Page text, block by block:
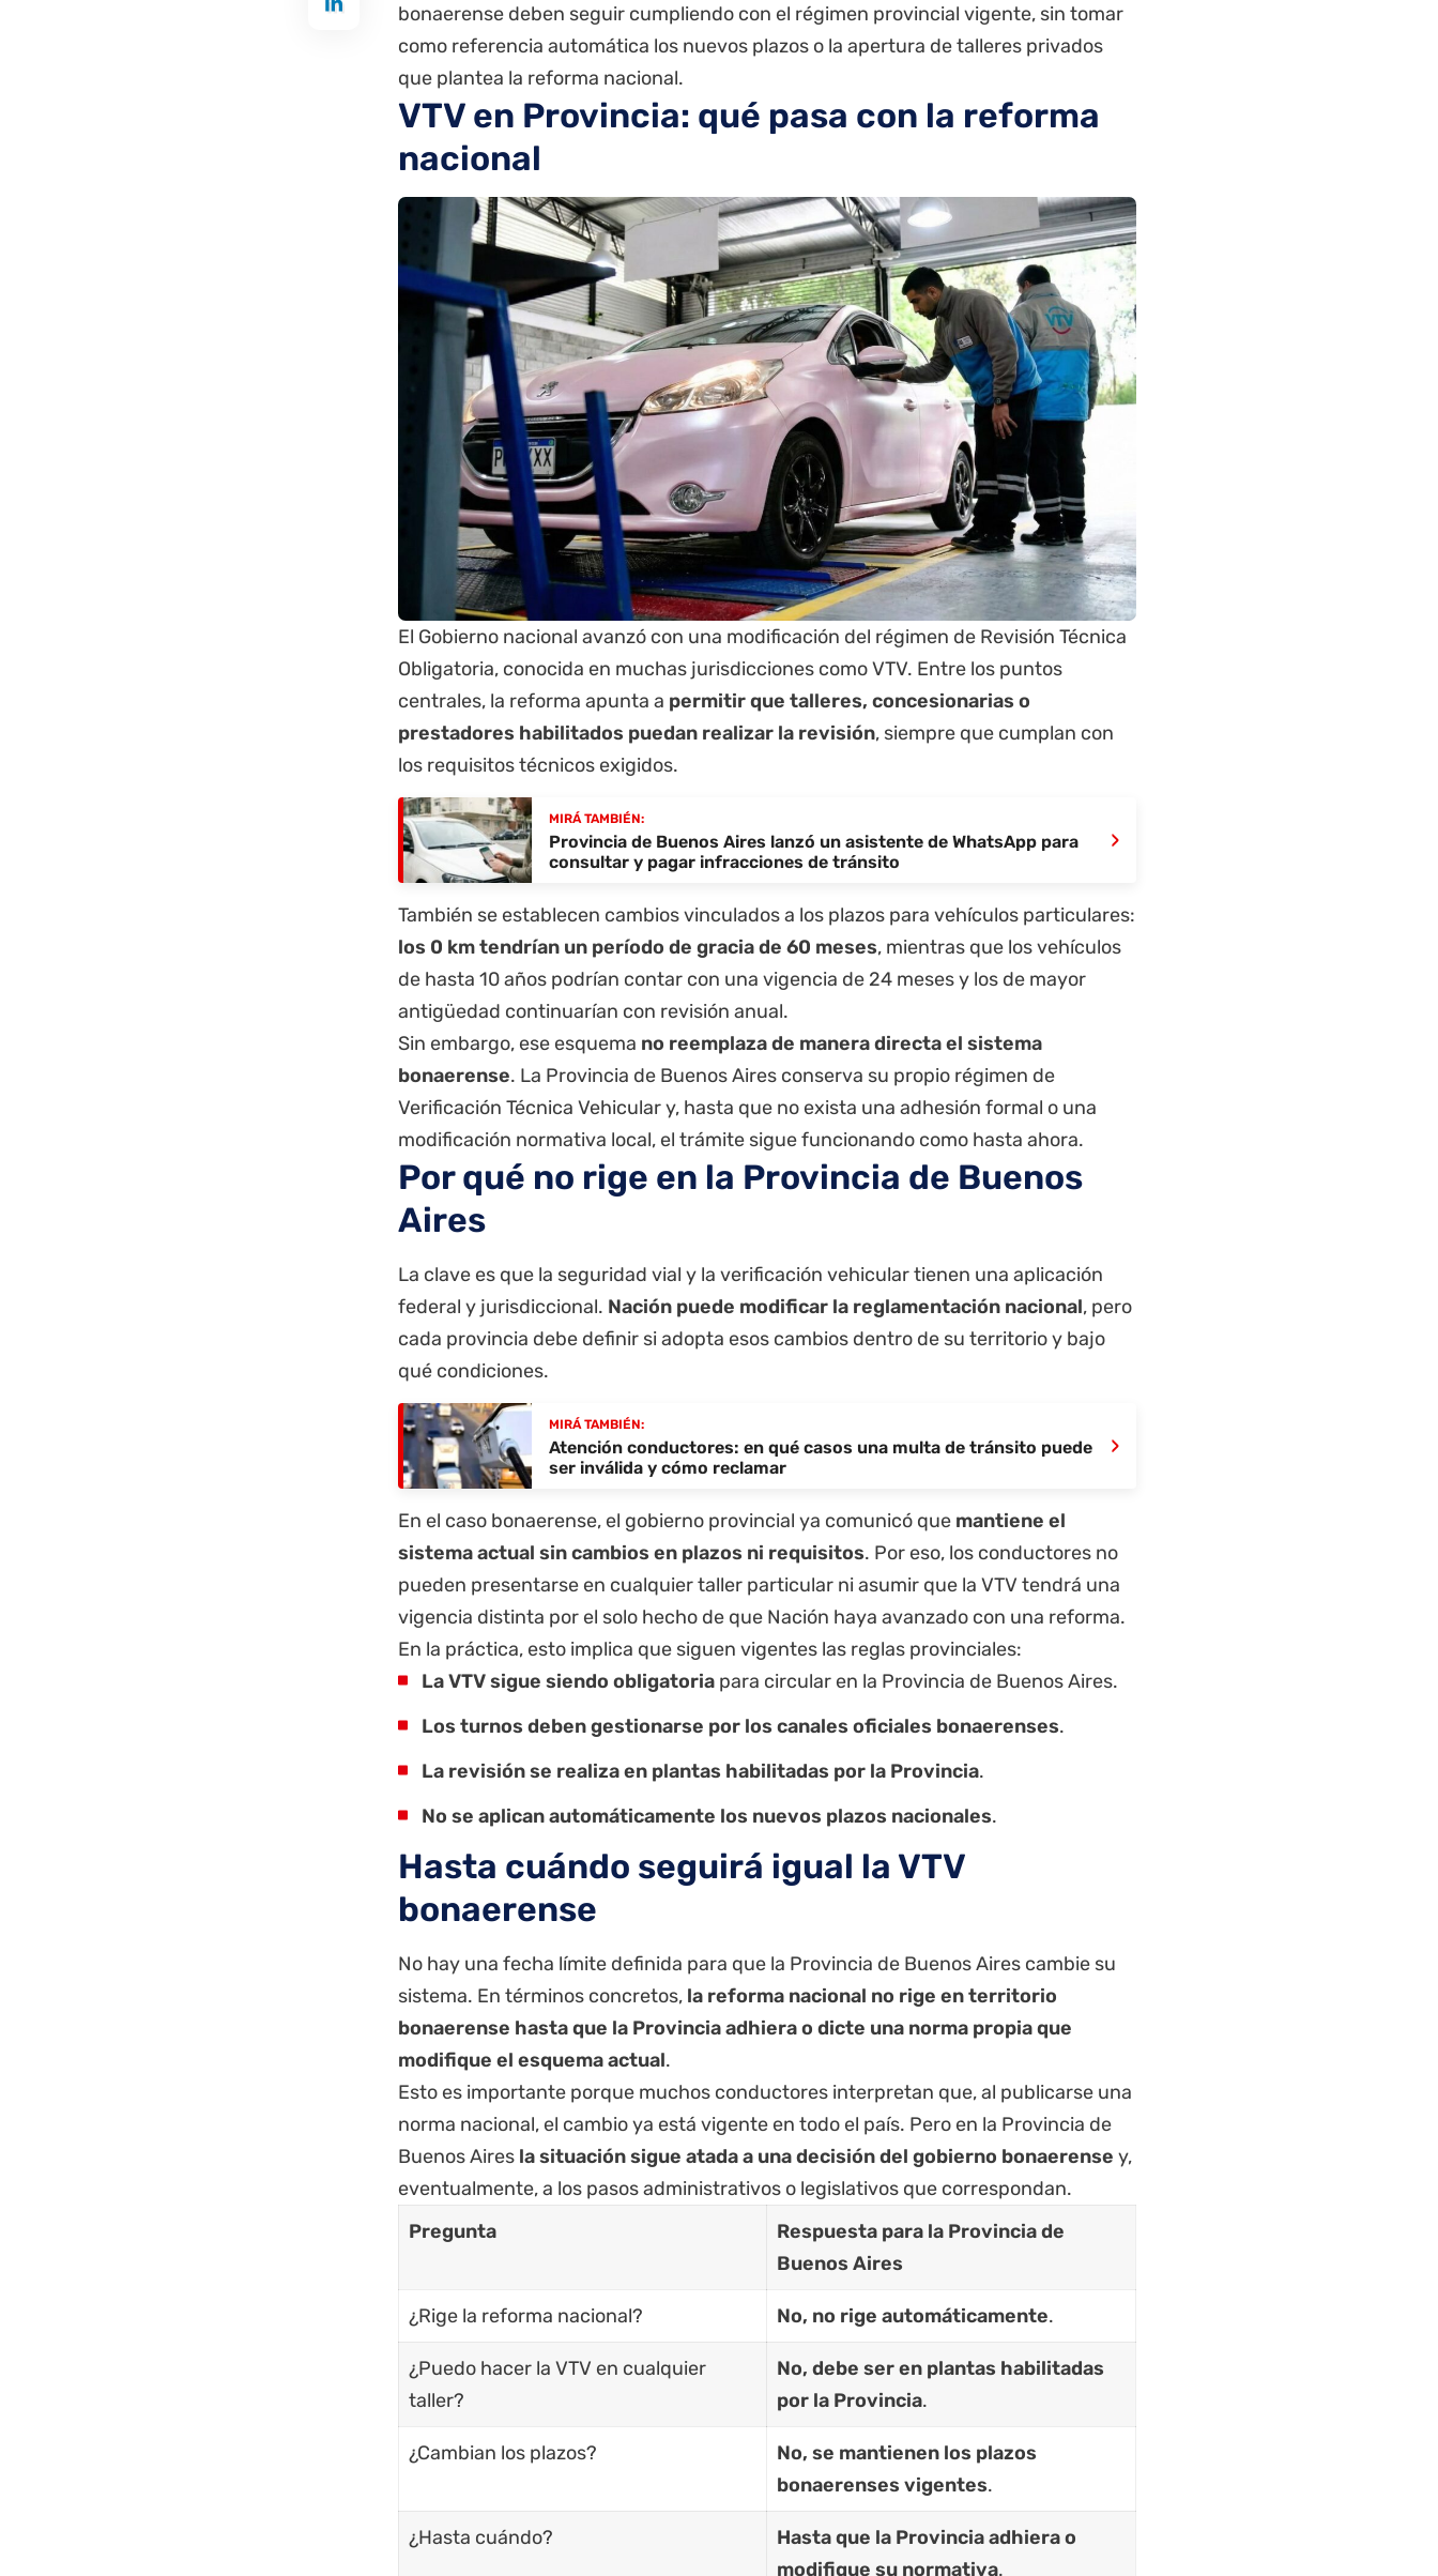
bonaerense deben seguir cumpliendo con el régimen provincial vigente, sin tomar
como referencia automática los nuevos plazos o la apertura de talleres privados
que plantea la reforma nacional.
VTV en Provincia: qué pasa con la reforma
nacional
El Gobierno nacional avanzó con una modificación del régimen de Revisión Técnica
Obligatoria, conocida en muchas jurisdicciones como VTV. Entre los puntos
centrales, la reforma apunta a permitir que talleres, concesionarias o
prestadores habilitados puedan realizar la revisión, siempre que cumplan con
los requisitos técnicos exigidos.
MIRÁ TAMBIÉN:
Provincia de Buenos Aires lanzó un asistente de WhatsApp para
consultar y pagar infracciones de tránsito
›
También se establecen cambios vinculados a los plazos para vehículos particulares:
los 0 km tendrían un período de gracia de 60 meses, mientras que los vehículos
de hasta 10 años podrían contar con una vigencia de 24 meses y los de mayor
antigüedad continuarían con revisión anual.
Sin embargo, ese esquema no reemplaza de manera directa el sistema
bonaerense. La Provincia de Buenos Aires conserva su propio régimen de
Verificación Técnica Vehicular y, hasta que no exista una adhesión formal o una
modificación normativa local, el trámite sigue funcionando como hasta ahora.
Por qué no rige en la Provincia de Buenos
Aires
La clave es que la seguridad vial y la verificación vehicular tienen una aplicación
federal y jurisdiccional. Nación puede modificar la reglamentación nacional, pero
cada provincia debe definir si adopta esos cambios dentro de su territorio y bajo
qué condiciones.
MIRÁ TAMBIÉN:
Atención conductores: en qué casos una multa de tránsito puede
ser inválida y cómo reclamar
›
En el caso bonaerense, el gobierno provincial ya comunicó que mantiene el
sistema actual sin cambios en plazos ni requisitos. Por eso, los conductores no
pueden presentarse en cualquier taller particular ni asumir que la VTV tendrá una
vigencia distinta por el solo hecho de que Nación haya avanzado con una reforma.
En la práctica, esto implica que siguen vigentes las reglas provinciales:
La VTV sigue siendo obligatoria para circular en la Provincia de Buenos Aires.
Los turnos deben gestionarse por los canales oficiales bonaerenses.
La revisión se realiza en plantas habilitadas por la Provincia.
No se aplican automáticamente los nuevos plazos nacionales.
Hasta cuándo seguirá igual la VTV
bonaerense
No hay una fecha límite definida para que la Provincia de Buenos Aires cambie su
sistema. En términos concretos, la reforma nacional no rige en territorio
bonaerense hasta que la Provincia adhiera o dicte una norma propia que
modifique el esquema actual.
Esto es importante porque muchos conductores interpretan que, al publicarse una
norma nacional, el cambio ya está vigente en todo el país. Pero en la Provincia de
Buenos Aires la situación sigue atada a una decisión del gobierno bonaerense y,
eventualmente, a los pasos administrativos o legislativos que correspondan.
Pregunta
Respuesta para la Provincia de
Buenos Aires
¿Rige la reforma nacional? No, no rige automáticamente.
¿Puedo hacer la VTV en cualquier
taller?
No, debe ser en plantas habilitadas
por la Provincia.
¿Cambian los plazos?
No, se mantienen los plazos
bonaerenses vigentes.
¿Hasta cuándo?
Hasta que la Provincia adhiera o
modifique su normativa.